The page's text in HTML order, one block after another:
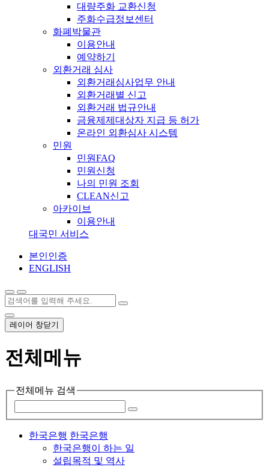
대량주화 교환신청
주화수급정보센터
화폐박물관
이용안내
예약하기
외환거래 심사
외환거래심사업무 안내
외환거래별 신고
외환거래 법규안내
금융제제대상자 지급 등 허가
온라인 외환심사 시스템
민원
민원FAQ
민원신청
나의 민원 조회
CLEAN신고
아카이브
이용안내
대국민 서비스
본인인증
ENGLISH
레이어 창닫기
전체메뉴
전체메뉴 검색
한국은행 한국은행
한국은행이 하는 일
설립목적 및 역사